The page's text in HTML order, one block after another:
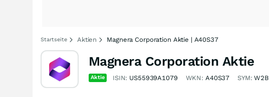
Startseite Aktien Magnera Corporation Aktie | A40S37
Magnera Corporation Aktie
Aktie ISIN: US55939A1079 WKN: A40S37 SYM:W2B